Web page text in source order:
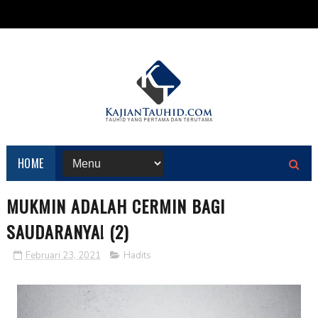
HOME
MUKMIN ADALAH CERMIN BAGI
SAUDARANYA! (2)
Februari 23, 2021 Hadits